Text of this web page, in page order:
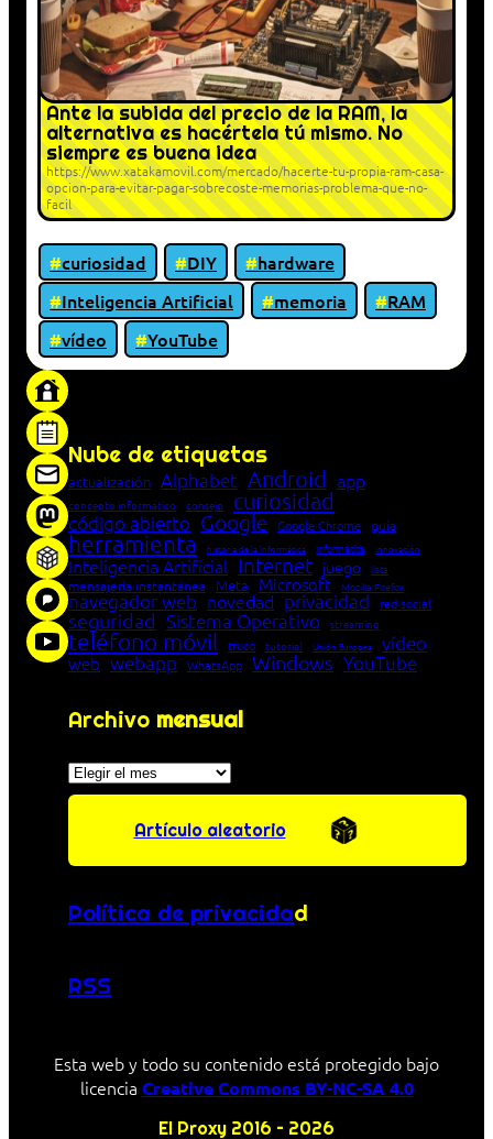
Ante la subida del precio de la RAM, la
alternativa es hacértela tú mismo. No
siempre es buena idea
https://www.xatakamovil.com/mercado/hacerte-tu-propia-ram-casa-
opcion-para-evitar-pagar-sobrecoste-memorias-problema-que-no-
facil
curiosidad DIY
hardware
Inteligencia Artificial
memoria
RAM
vídeo
YouTube
Nube de etiquetas
actualización Alphabet Android app
concepto informático consejo curiosidad
código abierto Google Google Chrome guía
herramienta historia de la Informática Informática innovación
Inteligencia Artificial Internet juego lista
mensajería instantánea Meta Microsoft Mozilla Firefox
navegador web novedad privacidad red social
seguridad Sistema Operativo streaming
teléfono móvil truco tutorial Unión Europea vídeo
web webapp WhatsApp Windows YouTube
Archivo mensual
Archivos
Artículo aleatorio
Política de privacidad
RSS
Esta web y todo su contenido está protegido bajo
licencia Creative Commons BY-NC-SA 4.0
El Proxy 2016 – 2026